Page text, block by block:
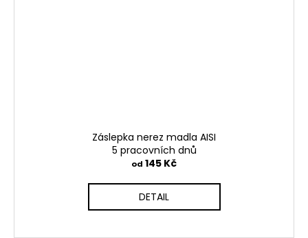
Záslepka nerez madla AISI
5 pracovních dnů
od 145 Kč
DETAIL